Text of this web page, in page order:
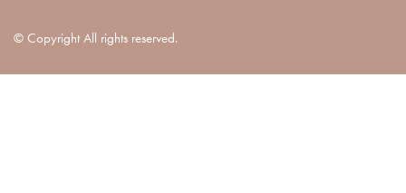
© Copyright All rights reserved.